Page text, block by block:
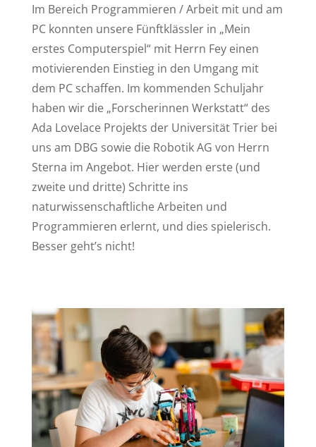
Im Bereich Programmieren / Arbeit mit und am
PC konnten unsere Fünftklässler in „Mein
erstes Computerspiel“ mit Herrn Fey einen
motivierenden Einstieg in den Umgang mit
dem PC schaffen. Im kommenden Schuljahr
haben wir die „Forscherinnen Werkstatt“ des
Ada Lovelace Projekts der Universität Trier bei
uns am DBG sowie die Robotik AG von Herrn
Sterna im Angebot. Hier werden erste (und
zweite und dritte) Schritte ins
naturwissenschaftliche Arbeiten und
Programmieren erlernt, und dies spielerisch.
Besser geht’s nicht!